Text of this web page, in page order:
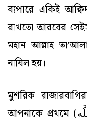
ব্যপারে একিই
রাখতো আরবের
মহান আল্লাহ
নাযিল হয়।
মুশরিক
আপনাকে প্রথমে (